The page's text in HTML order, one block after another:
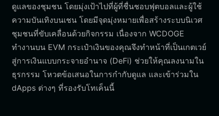
ดูแลของชุมชน โดยมุ่งเป้าไปที่ผู้ที่ชื่นชอบฟุตบอลและผู้ใช้
ความบันเทิงบนเชน โดยมีจุดมุ่งหมายเพื่อสร้างระบบนิเวศ
ชุมชนที่ขับเคลื่อนด้วยกิจกรรม เนื่องจาก WCDOGE
ทำงานบน EVM กระเป๋าเงินของคุณจึงทำหน้าที่เป็นเกตเวย์
สู่การเงินแบบกระจายอำนาจ (DeFi) ช่วยให้คุณลงนามใน
ธุรกรรม โหวตข้อเสนอในการกำกับดูแล และเข้าร่วมใน
dApps ต่างๆ ที่รองรับโทเค็นนี้